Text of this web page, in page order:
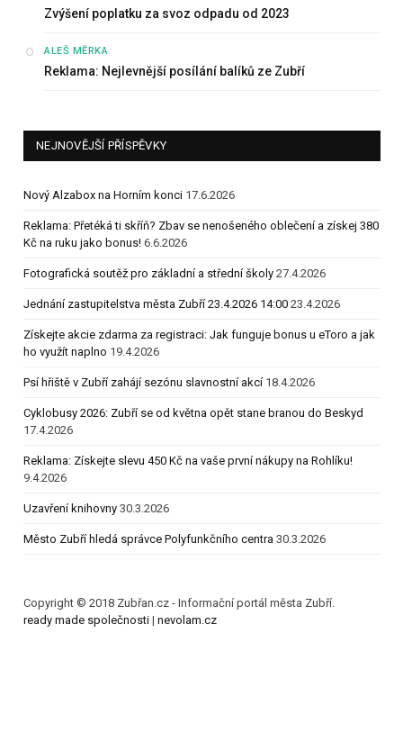
Zvýšení poplatku za svoz odpadu od 2023
ALEŠ MĚRKA:
Reklama: Nejlevnější posílání balíků ze Zubří
NEJNOVĚJŠÍ PŘÍSPĚVKY
Nový Alzabox na Horním konci 17.6.2026
Reklama: Přetéká ti skříň? Zbav se nenošeného oblečení a získej 380
Kč na ruku jako bonus! 6.6.2026
Fotografická soutěž pro základní a střední školy 27.4.2026
Jednání zastupitelstva města Zubří 23.4.2026 14:00 23.4.2026
Získejte akcie zdarma za registraci: Jak funguje bonus u eToro a jak
ho využít naplno 19.4.2026
Psí hřiště v Zubří zahájí sezónu slavnostní akcí 18.4.2026
Cyklobusy 2026: Zubří se od května opět stane branou do Beskyd
17.4.2026
Reklama: Získejte slevu 450 Kč na vaše první nákupy na Rohlíku!
9.4.2026
Uzavření knihovny 30.3.2026
Město Zubří hledá správce Polyfunkčního centra 30.3.2026
Copyright © 2018 Zubřan.cz - Informační portál města Zubří.
ready made společnosti | nevolam.cz